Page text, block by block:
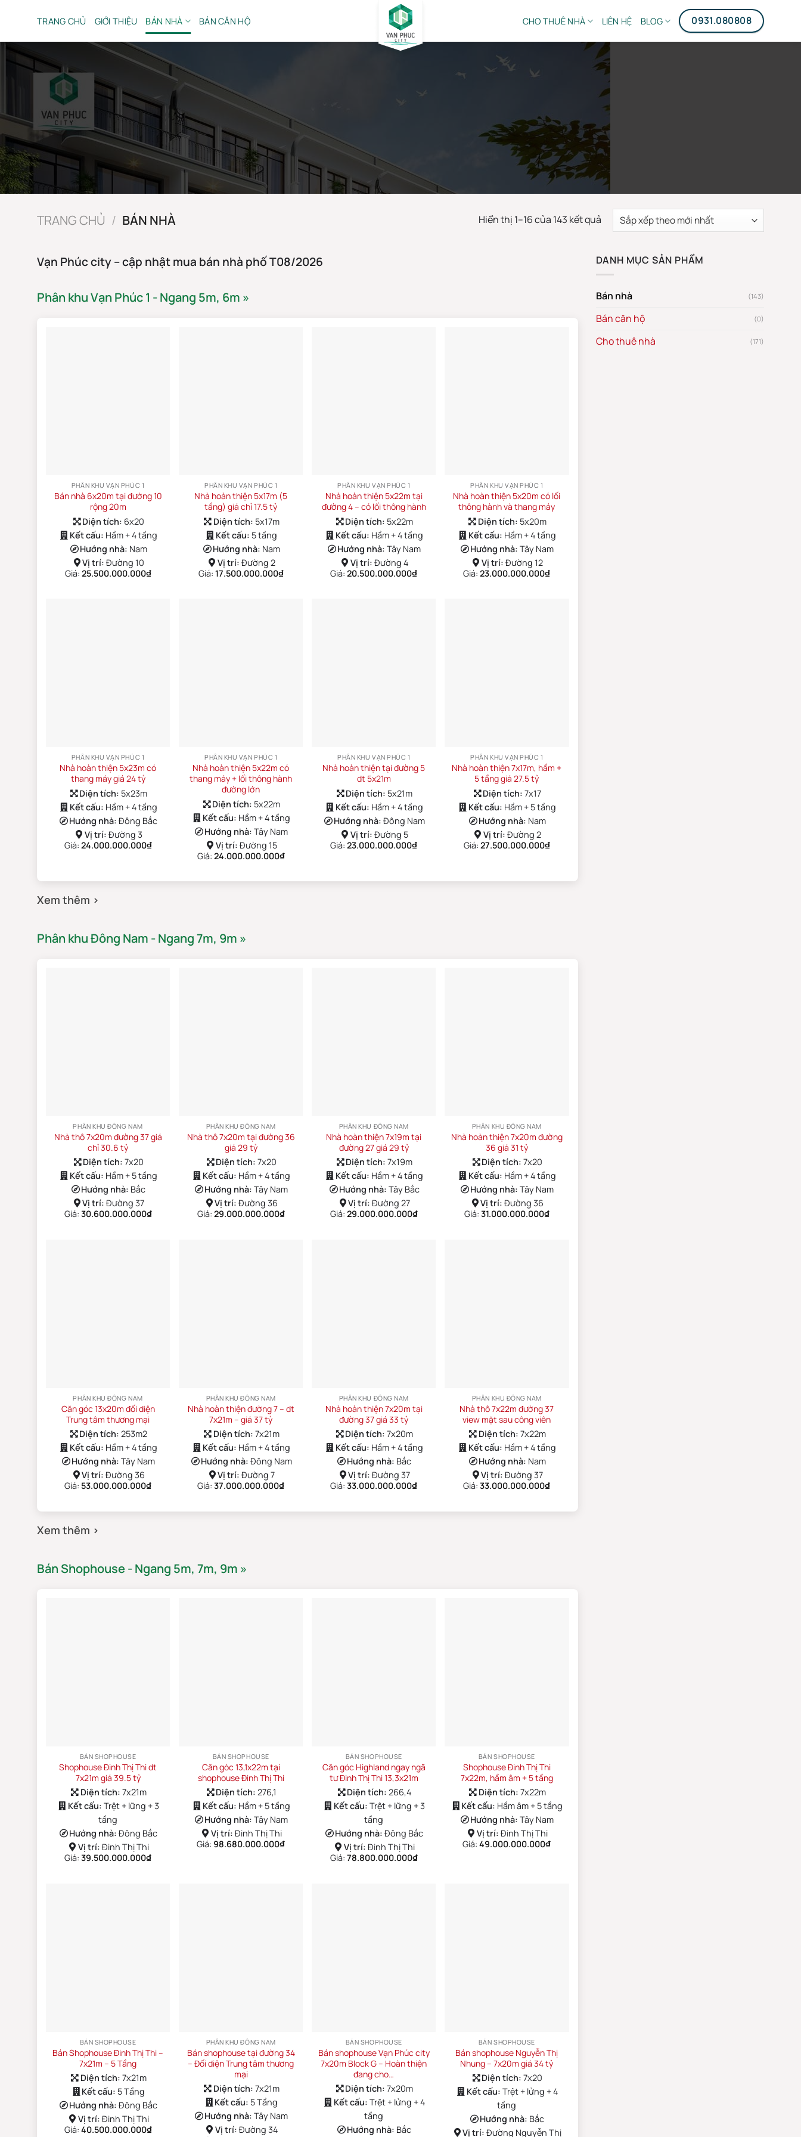
dung
TRANG CHỦ GIỚI THIỆU BÁN NHÀ BÁN CĂN HỘ CHO THUÊ NHÀ LIÊN HỆ BLOG 0931.080808
BÁN NHÀ VẠN PHÚC CITY
TRANG CHỦ / BÁN NHÀ Hiển thị 1–16 của 143 kết quảĐã
sắp
theo
mới
nhất
Vạn Phúc city – cập nhật mua bán nhà phố T08/2026
Phân khu Vạn Phúc 1 - Ngang 5m, 6m »
PHÂN KHU VẠN PHÚC 1
Bán nhà 6x20m tại đường 10
rộng 20m
Diện tích: 6x20
Kết cấu: Hầm + 4 tầng
Hướng nhà: Nam
Vị trí:Đường 10
Giá: 25.500.000.000₫
PHÂN KHU VẠN PHÚC 1
Nhà hoàn thiện 5x17m (5
tầng) giá chỉ 17.5 tỷ
Diện tích: 5x17m
Kết cấu: 5 tầng
Hướng nhà: Nam
Vị trí: Đường 2
Giá: 17.500.000.000₫
PHÂN KHU VẠN PHÚC 1
Nhà hoàn thiện 5x22m tại
đường 4 – có lối thông hành
Diện tích: 5x22m
Kết cấu: Hầm + 4 tầng
Hướng nhà:Tây Nam
Vị trí: Đường 4
Giá:20.500.000.000₫
PHÂN KHU VẠN PHÚC 1
Nhà hoàn thiện 5x20m có lối
thông hành và thang máy
Diện tích: 5x20m
Kết cấu: Hầm + 4 tầng
Hướng nhà:Tây Nam
Vị trí: Đường 12
Giá:23.000.000.000₫
PHÂN KHU VẠN PHÚC 1
Nhà hoàn thiện 5x23m có
thang máy giá 24 tỷ
Diện tích: 5x23m
Kết cấu: Hầm + 4 tầng
Hướng nhà:Đông Bắc
Vị trí: Đường 3
Giá: 24.000.000.000₫
PHÂN KHU VẠN PHÚC 1
Nhà hoàn thiện 5x22m có
thang máy + lối thông hành
đường lớn
Diện tích: 5x22m
Kết cấu: Hầm + 4 tầng
Hướng nhà:Tây Nam
Vị trí: Đường 15
Giá: 24.000.000.000₫
PHÂN KHU VẠN PHÚC 1
Nhà hoàn thiện tại đường 5
dt 5x21m
Diện tích: 5x21m
Kết cấu: Hầm + 4 tầng
Hướng nhà: Đông Nam
Vị trí: Đường 5
Giá:23.000.000.000₫
PHÂN KHU VẠN PHÚC 1
Nhà hoàn thiện 7x17m, hầm +
5 tầng giá 27.5 tỷ
Diện tích:7x17
Kết cấu: Hầm + 5 tầng
Hướng nhà: Nam
Vị trí: Đường 2
Giá: 27.500.000.000₫
Xem thêm ›
Phân khu Đông Nam - Ngang 7m, 9m »
PHÂN KHU ĐÔNG NAM
Nhà thô 7x20m đường 37 giá
chỉ 30.6 tỷ
Diện tích:7x20
Kết cấu: Hầm + 5 tầng
Hướng nhà: Bắc
Vị trí:Đường 37
Giá: 30.600.000.000₫
PHÂN KHU ĐÔNG NAM
Nhà thô 7x20m tại đường 36
giá 29 tỷ
Diện tích:7x20
Kết cấu: Hầm + 4 tầng
Hướng nhà:Tây Nam
Vị trí:Đường 36
Giá: 29.000.000.000₫
PHÂN KHU ĐÔNG NAM
Nhà hoàn thiện 7x19m tại
đường 27 giá 29 tỷ
Diện tích:7x19m
Kết cấu: Hầm + 4 tầng
Hướng nhà: Tây Bắc
Vị trí:Đường 27
Giá: 29.000.000.000₫
PHÂN KHU ĐÔNG NAM
Nhà hoàn thiện 7x20m đường
36 giá 31 tỷ
Diện tích:7x20
Kết cấu: Hầm + 4 tầng
Hướng nhà:Tây Nam
Vị trí:Đường 36
Giá: 31.000.000.000₫
PHÂN KHU ĐÔNG NAM
Căn góc 13x20m đối diện
Trung tâm thương mại
Diện tích:253m2
Kết cấu: Hầm + 4 tầng
Hướng nhà:Tây Nam
Vị trí:Đường 36
Giá: 53.000.000.000₫
PHÂN KHU ĐÔNG NAM
Nhà hoàn thiện đường 7 – dt
7x21m – giá 37 tỷ
Diện tích: 7x21m
Kết cấu: Hầm + 4 tầng
Hướng nhà: Đông Nam
Vị trí:Đường 7
Giá:37.000.000.000₫
PHÂN KHU ĐÔNG NAM
Nhà hoàn thiện 7x20m tại
đường 37 giá 33 tỷ
Diện tích:7x20m
Kết cấu: Hầm + 4 tầng
Hướng nhà: Bắc
Vị trí:Đường 37
Giá:33.000.000.000₫
PHÂN KHU ĐÔNG NAM
Nhà thô 7x22m đường 37
view mặt sau công viên
Diện tích: 7x22m
Kết cấu: Hầm + 4 tầng
Hướng nhà: Nam
Vị trí:Đường 37
Giá:33.000.000.000₫
Xem thêm ›
Bán Shophouse - Ngang 5m, 7m, 9m »
BÁN SHOPHOUSE
Shophouse Đinh Thị Thi dt
7x21m giá 39.5 tỷ
Diện tích: 7x21m
Kết cấu: Trệt + lững + 3
tầng
Hướng nhà:Đông Bắc
Vị trí: Đinh Thị Thi
Giá:39.500.000.000₫
BÁN SHOPHOUSE
Căn góc 13,1x22m tại
shophouse Đinh Thị Thi
Diện tích:276,1
Kết cấu: Hầm + 5 tầng
Hướng nhà:Tây Nam
Vị trí: Đinh Thị Thi
Giá:98.680.000.000₫
BÁN SHOPHOUSE
Căn góc Highland ngay ngã
tư Đinh Thị Thi 13,3x21m
Diện tích:266,4
Kết cấu: Trệt + lững + 3
tầng
Hướng nhà:Đông Bắc
Vị trí: Đinh Thị Thi
Giá: 78.800.000.000₫
BÁN SHOPHOUSE
Shophouse Đinh Thị Thi
7x22m, hầm âm + 5 tầng
Diện tích: 7x22m
Kết cấu: Hầm âm + 5 tầng
Hướng nhà:Tây Nam
Vị trí: Đinh Thị Thi
Giá:49.000.000.000₫
BÁN SHOPHOUSE
Bán Shophouse Đinh Thị Thi –
7x21m – 5 Tầng
Diện tích: 7x21m
Kết cấu: 5 Tầng
Hướng nhà:Đông Bắc
Vị trí: Đinh Thị Thi
Giá: 40.500.000.000₫
PHÂN KHU ĐÔNG NAM
Bán shophouse tại đường 34
– Đối diện Trung tâm thương
mại
Diện tích: 7x21m
Kết cấu: 5 Tầng
Hướng nhà:Tây Nam
Vị trí: Đường 34
BÁN SHOPHOUSE
Bán shophouse Vạn Phúc city
7x20m Block G – Hoàn thiện
đang cho…
Diện tích:7x20m
Kết cấu: Trệt + lửng + 4
tầng
Hướng nhà: Bắc
BÁN SHOPHOUSE
Bán shophouse Nguyễn Thị
Nhung – 7x20m giá 34 tỷ
Diện tích:7x20
Kết cấu: Trệt + lửng + 4
tầng
Hướng nhà: Bắc
Vị trí:Đường Nguyễn Thị
DANH MỤC SẢN PHẨM
Bán nhà (143)
Bán căn hộ (0)
Cho thuê nhà (171)